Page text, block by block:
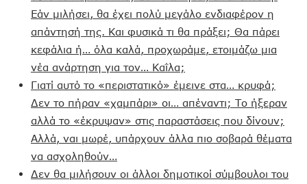
Εάν μιλήσει, θα έχει πολύ μεγάλο ενδιαφέρον η
απάντησή της. Και φυσικά τι θα πράξει; Θα πάρει
κεφάλια ή… όλα καλά, προχωράμε, ετοιμάζω μια
νέα ανάρτηση για τον… Καΐλα;
Γιατί αυτό το «περιστατικό» έμεινε στα… κρυφά;
Δεν το πήραν «χαμπάρι» οι… απέναντι; Το ήξεραν
αλλά το «έκρυψαν» στις παραστάσεις που δίνουν;
Αλλά, ναι μωρέ, υπάρχουν άλλα πιο σοβαρά θέματα
να ασχοληθούν…
Δεν θα μιλήσουν οι άλλοι δημοτικοί σύμβουλοι του